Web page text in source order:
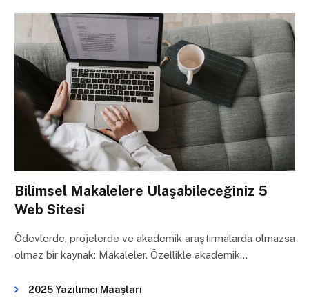
Bilimsel Makalelere Ulaşabileceğiniz 5
Web Sitesi
Ödevlerde, projelerde ve akademik araştırmalarda olmazsa
olmaz bir kaynak: Makaleler. Özellikle akademik…
2025 Yazılımcı Maaşları